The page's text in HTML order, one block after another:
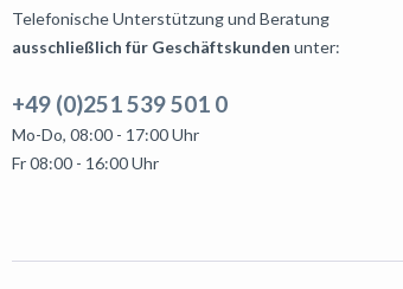
Telefonische Unterstützung und Beratung
ausschließlich für Geschäftskunden unter:
+49 (0)251 539 501 0
Mo-Do, 08:00 - 17:00 Uhr
Fr 08:00 - 16:00 Uhr